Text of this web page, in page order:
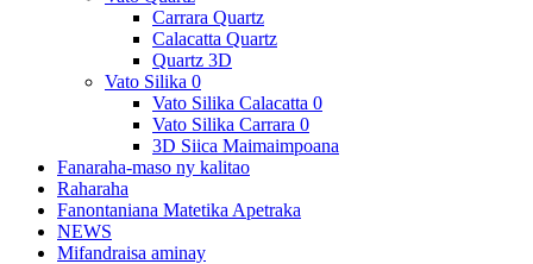
Carrara Quartz
Calacatta Quartz
Quartz 3D
Vato Silika 0
Vato Silika Calacatta 0
Vato Silika Carrara 0
3D Siica Maimaimpoana
Fanaraha-maso ny kalitao
Raharaha
Fanontaniana Matetika Apetraka
NEWS
Mifandraisa aminay